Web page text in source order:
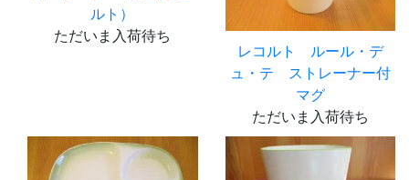
ルト）
ただいま入荷待ち
レコルト ルール・デ
ュ・テ ストレーナー付
マグ
ただいま入荷待ち